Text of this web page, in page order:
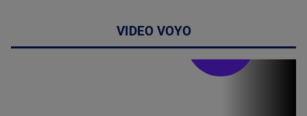
VIDEO VOYO